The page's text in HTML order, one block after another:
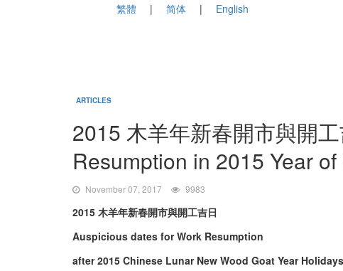
繁體 简体 English
ARTICLES
2015 木羊年新春開市與開
Resumption in 2015 Year
November 07, 2017 9983
2015 木羊年新春開市與開工吉日
Auspicious dates for Work Resumption
after 2015 Chinese Lunar New Wood Goat Year Holidays